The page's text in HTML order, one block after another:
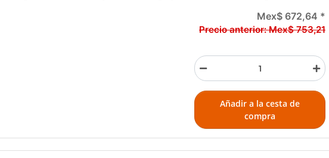
Mex$ 672,64 *
Precio anterior:Mex$ 753,21
Añadir a la cesta de
compra